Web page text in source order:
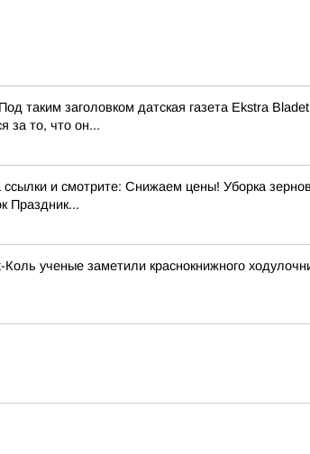
таким заголовком датская газета Ekstra
за то, что он...
и смотрите: Снижаем цены! Уборка
Праздник...
ученые заметили краснокнижного